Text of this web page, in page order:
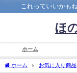
これっていいかも
ほ
ホーム
ホーム お気に入り商品